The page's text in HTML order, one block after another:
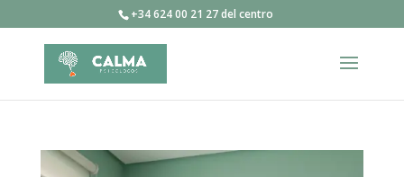
+34 624 00 21 27 del centro